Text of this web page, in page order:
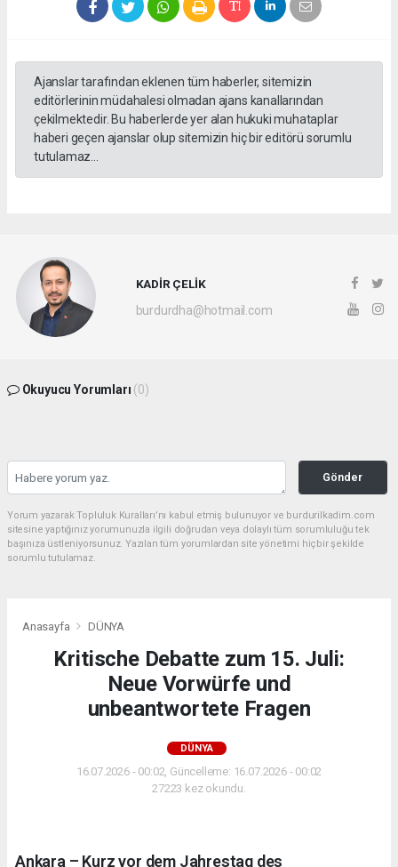
Ajanslar tarafından eklenen tüm haberler, sitemizin
editörlerinin müdahalesi olmadan ajans kanallarından
çekilmektedir. Bu haberlerde yer alan hukuki muhataplar
haberi geçen ajanslar olup sitemizin hiç bir editörü sorumlu
tutulamaz...
KADİR ÇELİK
burdurdha@hotmail.com
Okuyucu Yorumları (0)
Gönder
Yorum yazarak Topluluk Kuralları’nı kabul etmiş bulunuyor ve burdurilkadim.com
sitesine yaptığınız yorumunuzla ilgili doğrudan veya dolaylı tüm sorumluluğu tek
başınıza üstleniyorsunuz. Yazılan tüm yorumlardan site yönetimi hiçbir şekilde
sorumlu tutulamaz.
Anasayfa DÜNYA
Kritische Debatte zum 15. Juli:
Neue Vorwürfe und
unbeantwortete Fragen
DÜNYA
16.07.2026 - 00:02, Güncelleme: 16.07.2026 - 00:02
27223 kez okundu.
Ankara – Kurz vor dem Jahrestag des